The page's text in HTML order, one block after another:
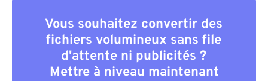
Vous souhaitez convertir des
fichiers volumineux sans file
d'attente ni publicités ?
Mettre à niveau maintenant